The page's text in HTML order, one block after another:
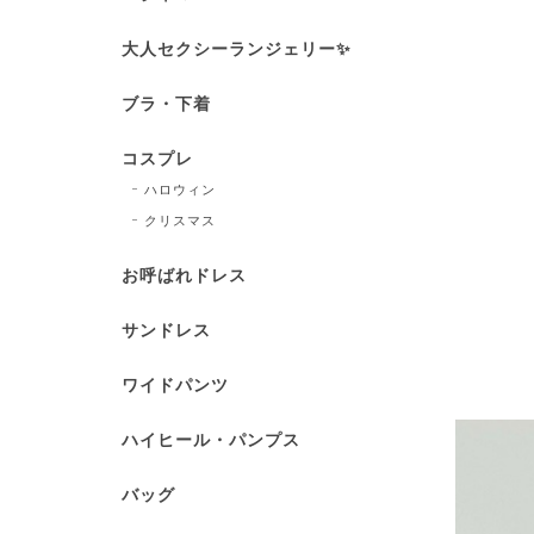
大人セクシーランジェリー✨
ブラ・下着
コスプレ
ハロウィン
クリスマス
お呼ばれドレス
サンドレス
ワイドパンツ
ハイヒール・パンプス
バッグ